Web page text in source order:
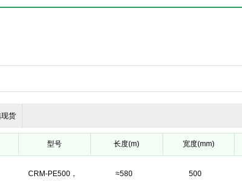
货
型号 长度(m) 宽度(mm)
CRM-PE500，
≈580 500